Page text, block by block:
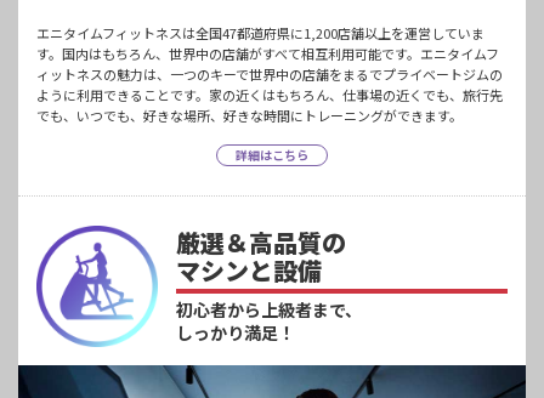
エニタイムフィットネスは全国47都道府県に1,200店舗以上を運営していま
す。国内はもちろん、世界中の店舗がすべて相互利用可能です。エニタイムフ
ィットネスの魅力は、一つのキーで世界中の店舗をまるでプライベートジムの
ように利用できることです。家の近くはもちろん、仕事場の近くでも、旅行先
でも、いつでも、好きな場所、好きな時間にトレーニングができます。
詳細はこちら
厳選＆高品質の
マシンと設備
初心者から上級者まで、
しっかり満足！